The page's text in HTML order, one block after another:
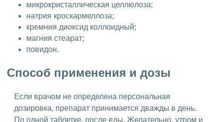
микрокристаллическая целлюлоза;
натрия кроскармеллоза;
кремния диоксид коллоидный;
магния стеарат;
повидон.
Способ применения и дозы
Если врачом не определена персональная
дозировка, препарат принимается дважды в день.
По одной таблетке, после еды. Желательно, утром и